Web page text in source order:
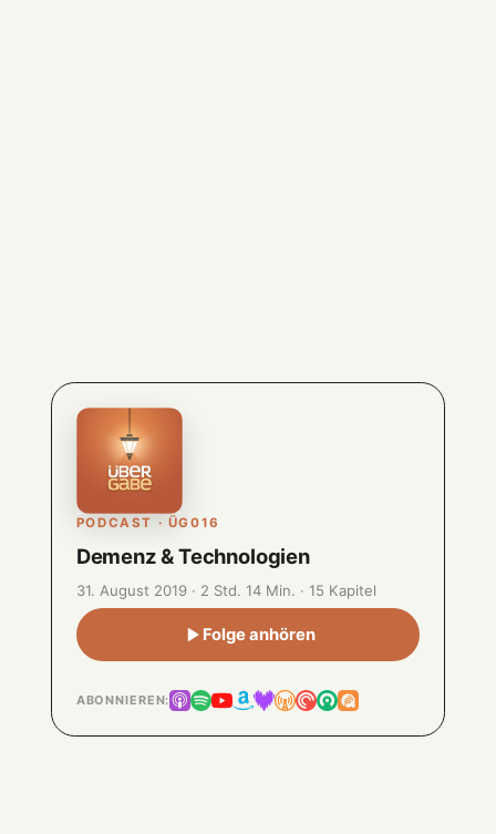
PODCAST · ÜG016
Demenz & Technologien
31. August 2019 · 2 Std. 14 Min. · 15 Kapitel
Folge anhören
ABONNIEREN: